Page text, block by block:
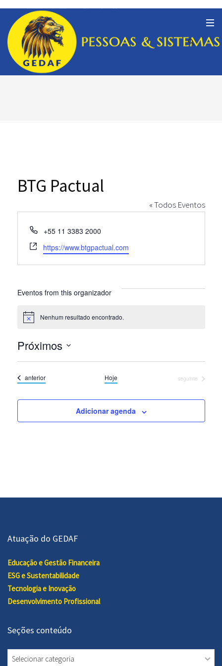
BTG Pactual
« Todos Eventos
Telefone
+55 11 3383 2000
Site
https://www.btgpactual.com
Eventos from this organizador
Notice Nenhum resultado encontrado.
Próximos
Selecione
a
data.
Eventos
anterior Hoje Eventos
seguinte
Adicionar agenda
Atuação do GEDAF
Educação e Gestão Financeira
ESG e Sustentabilidade
Tecnologia e Inovação
Desenvolvimento Profissional
Seções conteúdo
Seções